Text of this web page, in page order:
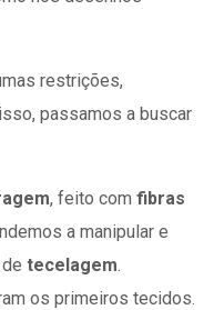
restrições,
passamos a buscar
, feito com fibras
a manipular e
tecelagem.
os primeiros tecidos.